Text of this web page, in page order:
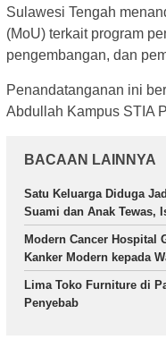
Sulawesi Tengah
(MoU) terkait program
pengembangan, dan
Penandatanganan ini
Abdullah Kampus STIA
BACAAN LAINNYA
Satu Keluarga Diduga
Suami dan Anak Tewas,
Modern Cancer Hospital
Kanker Modern kepada
Lima Toko Furniture di
Penyebab